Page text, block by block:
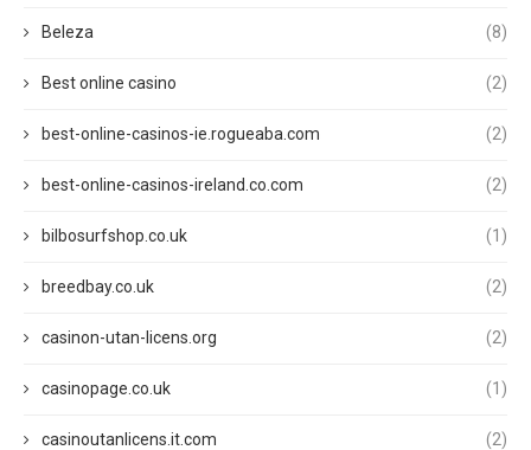
Beleza (8)
Best online casino (2)
best-online-casinos-ie.rogueaba.com (2)
best-online-casinos-ireland.co.com (2)
bilbosurfshop.co.uk (1)
breedbay.co.uk (2)
casinon-utan-licens.org (2)
casinopage.co.uk (1)
casinoutanlicens.it.com (2)